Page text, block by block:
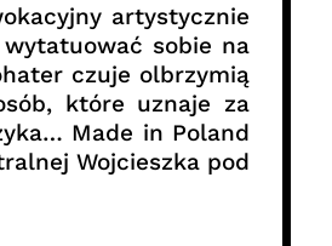
artystycznie
sobie na
czuje olbrzymią
które uznaje za
Made in Poland
Wojcieszka pod